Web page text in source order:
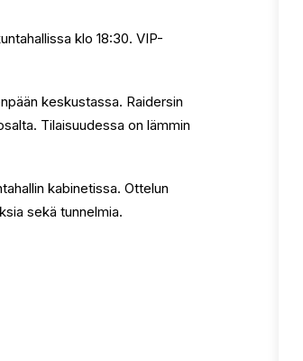
klo 18:30. VIP-
keskustassa. Raidersin
Tilaisuudessa on lämmin
kabinetissa. Ottelun
sekä tunnelmia.